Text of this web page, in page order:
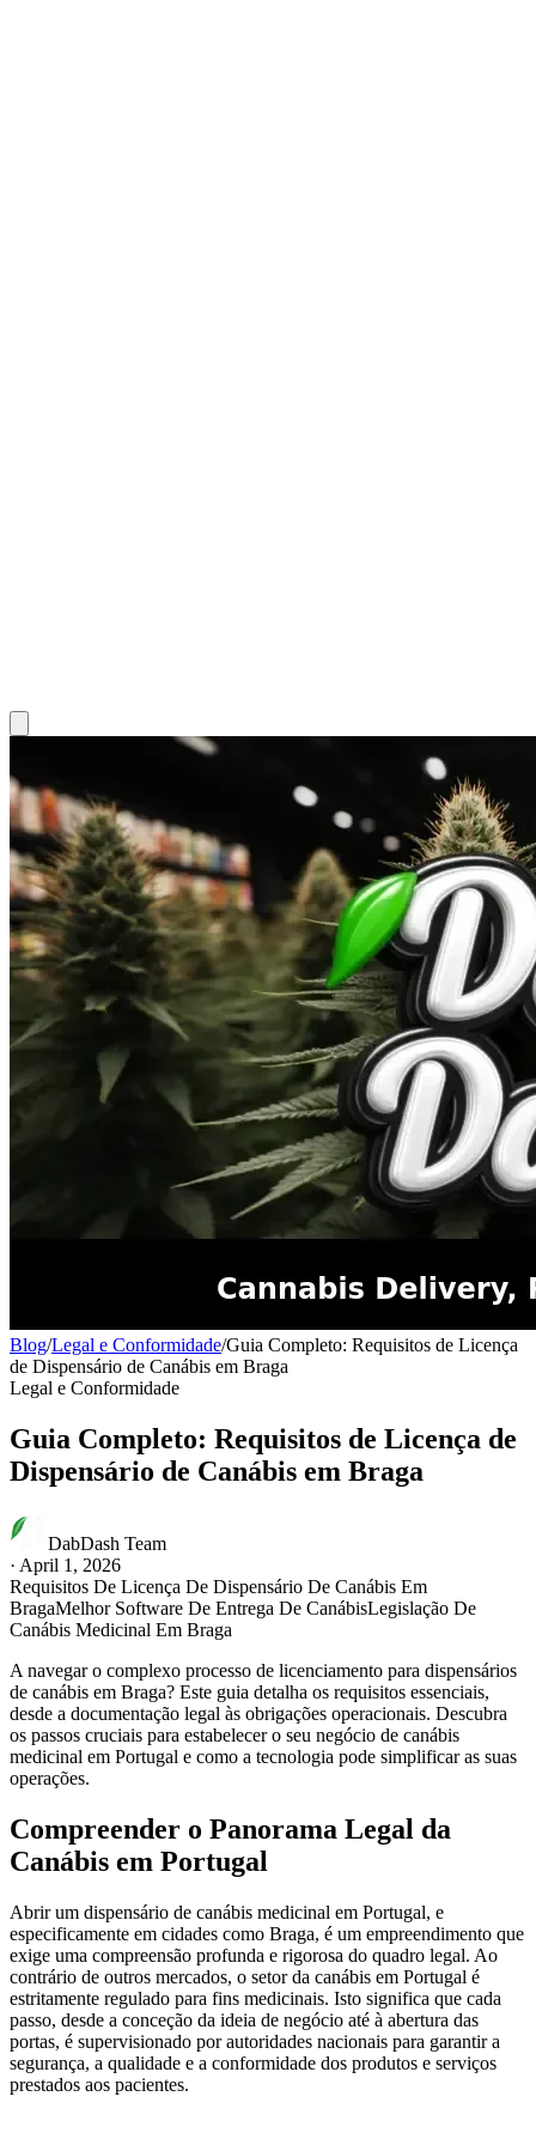
Blog/Legal e Conformidade/Guia Completo: Requisitos de Licença
de Dispensário de Canábis em Braga
Legal e Conformidade
Guia Completo: Requisitos de Licença de
Dispensário de Canábis em Braga
DabDash Team
· April 1, 2026
Requisitos De Licença De Dispensário De Canábis Em
BragaMelhor Software De Entrega De CanábisLegislação De
Canábis Medicinal Em Braga
A navegar o complexo processo de licenciamento para dispensários
de canábis em Braga? Este guia detalha os requisitos essenciais,
desde a documentação legal às obrigações operacionais. Descubra
os passos cruciais para estabelecer o seu negócio de canábis
medicinal em Portugal e como a tecnologia pode simplificar as suas
operações.
Compreender o Panorama Legal da
Canábis em Portugal
Abrir um dispensário de canábis medicinal em Portugal, e
especificamente em cidades como Braga, é um empreendimento que
exige uma compreensão profunda e rigorosa do quadro legal. Ao
contrário de outros mercados, o setor da canábis em Portugal é
estritamente regulado para fins medicinais. Isto significa que cada
passo, desde a conceção da ideia de negócio até à abertura das
portas, é supervisionado por autoridades nacionais para garantir a
segurança, a qualidade e a conformidade dos produtos e serviços
prestados aos pacientes.